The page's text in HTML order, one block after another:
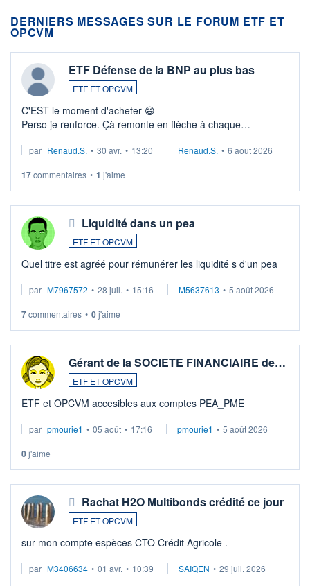
DERNIERS MESSAGES SUR LE FORUM ETF ET
OPCVM
ETF Défense de la BNP au plus bas
ETF ET OPCVM
C'EST le moment d'acheter 😄​
Perso je renforce. Çà remonte en flèche à chaque
Investissement long terme tip top pour sa retraite.
par Renaud.S. • 30 avr. • 13:20 Renaud.S. • 6 août 2026
17commentaires • 1 j'aime
Liquidité dans un pea
ETF ET OPCVM
Quel titre est agréé pour rémunérer les liquidité s d'un pea
par M7967572 • 28 juil. • 15:16 M5637613 • 5 août 2026
7commentaires • 0j'aime
Gérant de la SOCIETE FINANCIAIRE de…
ETF ET OPCVM
ETF et OPCVM accesibles aux comptes PEA_PME
par pmourie1 • 05 août • 17:16 pmourie1 • 5 août 2026
0j'aime
Rachat H2O Multibonds crédité ce jour
ETF ET OPCVM
sur mon compte espèces CTO Crédit Agricole .
par M3406634 • 01 avr. • 10:39 SAIQEN • 29 juil. 2026